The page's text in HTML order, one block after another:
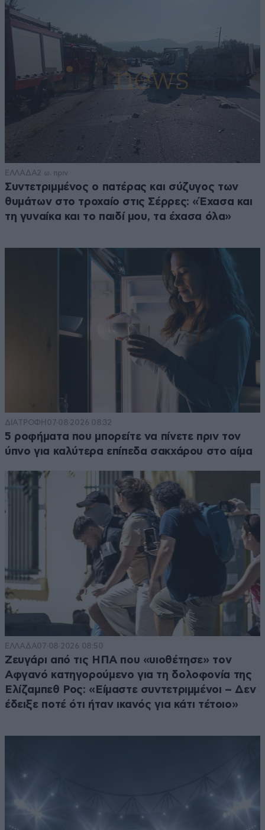
ΕΛΛΑΔΑ2 ω. πριν
Συντετριμμένος ο πατέρας και σύζυγος των
θυμάτων στο τροχαίο στις Σέρρες: «Έχασα και
τη γυναίκα και το παιδί μου, τα έχασα όλα»
ΔΙΑΤΡΟΦΗ 07·08·2026 08:32
5 ροφήματα που μπορείτε να πίνετε πριν τον
ύπνο για καλύτερα επίπεδα σακχάρου στο αίμα
ΕΛΛΑΔΑ07·08·2026 08:50
Ζευγάρι από τις ΗΠΑ που «υιοθέτησε» τον
Αφγανό κατηγορούμενο για τη δολοφονία της
Ελίζαμπεθ Ρος: «Είμαστε συντετριμμένοι – Δεν
έδειξε ποτέ ότι ήταν ικανός για κάτι τέτοιο»